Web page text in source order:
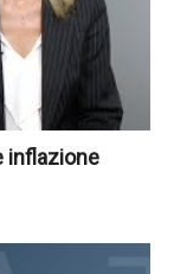
inflazione